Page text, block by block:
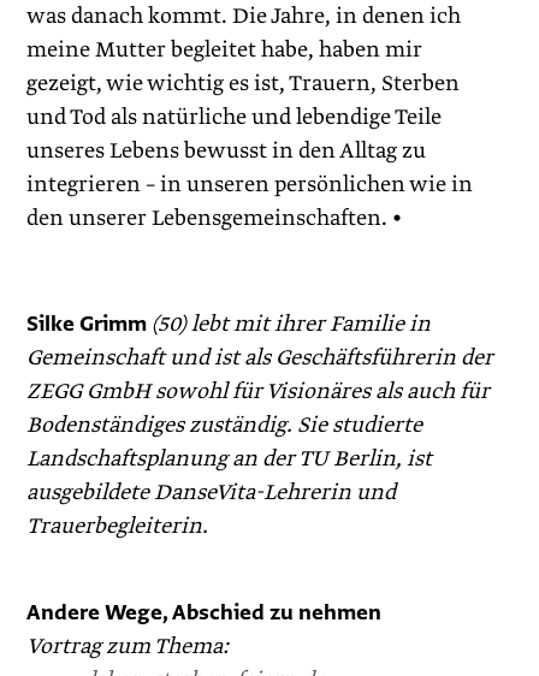
was danach kommt. Die Jahre, in denen ich
meine Mutter begleitet habe, haben mir
gezeigt, wie wichtig es ist, Trauern, Sterben
und Tod als natürliche und lebendige Teile
unseres Lebens bewusst in den Alltag zu
integrieren – in unseren persönlichen wie in
den unserer Lebensgemeinschaften. •
Silke Grimm (50) lebt mit ihrer Familie in
Gemeinschaft und ist als Geschäftsführerin der
ZEGG GmbH sowohl für Visionäres als auch für
Bodenständiges zuständig. Sie studierte
Landschaftsplanung an der TU Berlin, ist
ausgebildete DanseVita-Lehrerin und
Trauerbegleiterin.
Andere Wege, Abschied zu nehmen
Vortrag zum Thema: